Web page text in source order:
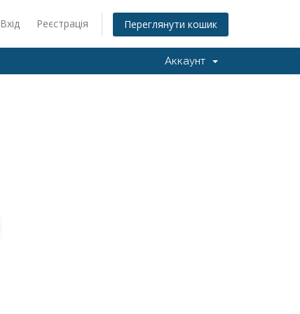
Вхід Реєстрація Переглянути кошик
Аккаунт